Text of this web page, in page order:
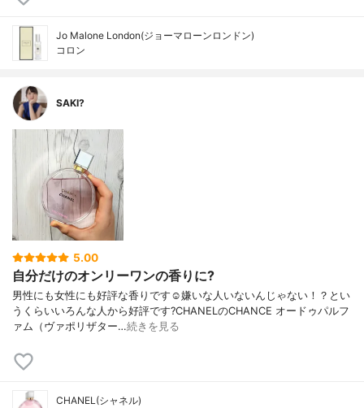
Jo Malone London(ジョーマローンロンドン)
コロン
SAKI?
5.00
自分だけのオンリーワンの香りに?
男性にも女性にも好評な香りです☺️嫌いな人いないんじゃない！？とい
うくらいいろんな人から好評です?CHANELのCHANCE オードゥパルフ
ァム（ヴァポリザター…続きを見る
CHANEL(シャネル)